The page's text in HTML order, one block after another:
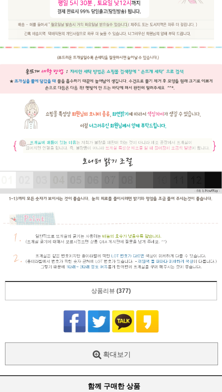
상품리뷰 (377)
확대보기
함께 구매한 상품